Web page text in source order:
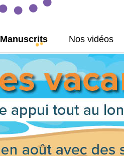
Manuscrits Nos vidéos